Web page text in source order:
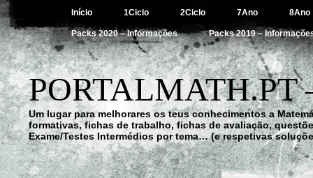
Início 1Ciclo 2Ciclo 7Ano 8Ano
Packs 2020 – Informações Packs 2019 –
Um lugar para melhorares os teus conhecimentos a
formativas, fichas de trabalho, fichas de avaliação,
Exame/Testes Intermédios por tema… (e respetivas